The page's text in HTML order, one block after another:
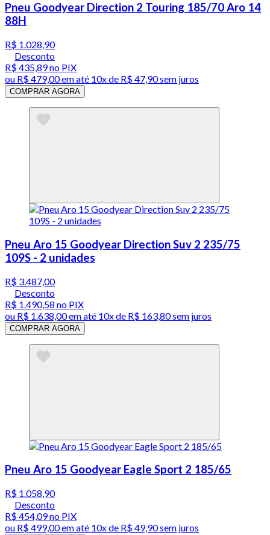
Pneu Goodyear Direction 2 Touring 185/70 Aro 14
88H
R$ 1.028,90
Desconto
R$ 435,89no PIX
ou R$ 479,00em até 10x de R$ 47,90 sem juros
COMPRAR AGORA
Pneu Aro 15 Goodyear Direction Suv 2 235/75
109S - 2 unidades
R$ 3.487,00
Desconto
R$ 1.490,58 no PIX
ou R$ 1.638,00em até 10x de R$ 163,80 sem juros
COMPRAR AGORA
Pneu Aro 15 Goodyear Eagle Sport 2 185/65
R$ 1.058,90
Desconto
R$ 454,09no PIX
ou R$ 499,00em até 10x de R$ 49,90 sem juros